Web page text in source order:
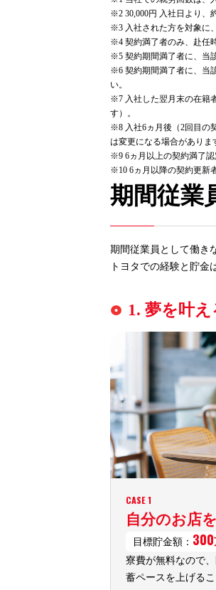
※2 30,000円 入社日より、
※3 入社された方を対象に
※4 契約満了者のみ、赴任
※5 契約期間満了者に、当
※6 契約期間満了者に、当
い。
※7 入社した翌月末の在籍
す）。
※8 入社6ヵ月後（2回目の
は変更になる場合がありま
※9 6ヵ月以上の契約満了認
※10 6ヵ月以降の契約更新
期間従業
期間従業員として働き
トヨタでの経験と貯金
1. 夢を叶
CASE 1
自分のお店
目標貯金額： 300
寮費が無料なので
蓄ペースを上げる